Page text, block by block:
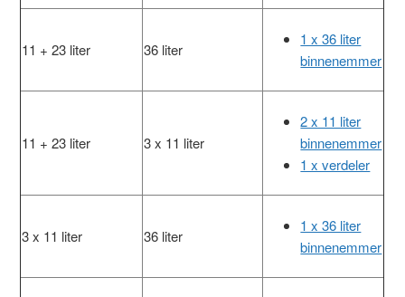
11 + 23 liter 36 liter
1 x 36 liter
binnenemmer
11 + 23 liter 3 x 11 liter
2 x 11 liter
binnenemmer
1 x verdeler
3 x 11 liter 36 liter
1 x 36 liter
binnenemmer